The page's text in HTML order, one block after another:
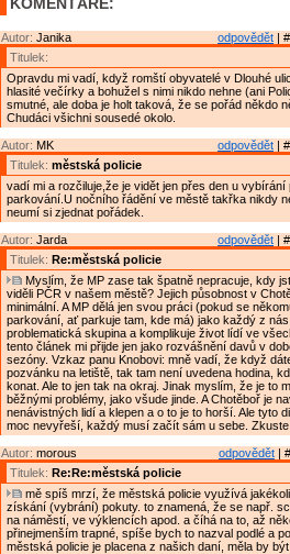
odpovědět |
Autor: Janika
Titulek:
Opravdu mi vadí, když romští obyvatelé v Dlouhé
hlasité večírky a bohužel s nimi nikdo nehne (ani
smutné, ale doba je holt taková, že se pořád někdo
Chudáci všichni sousedé okolo.
odpovědět |
Autor: MK
Titulek: městská policie
vadí mi a rozčiluje,že je vidět jen přes den u vybírání
parkování.U nočního řádění ve městě takřka nikdy
neumí si zjednat pořádek.
odpovědět |
Autor: Jarda
Titulek: Re:městská policie
Myslím, že MP zase tak špatně nepracuje, kdy
viděli PČR v našem městě? Jejich působnost v
minimální. A MP dělá jen svou práci (pokud se
parkování, ať parkuje tam, kde má) jako každý z
problematická skupina a komplikuje život lídí ve
tento článek mi přijde jen jako rozvášnění davů v
sezóny. Vzkaz panu Knobovi: mně vadí, že když
pozvánku na letiště, tak tam není uvedena hodina,
konat. Ale to jen tak na okraj. Jinak myslím, že je to
běžnými problémy, jako všude jinde. A Chotěboř je
nenávistných lidí a klepen a o to je to horší. Ale tyto
moc nevyřeší, každý musí začít sám u sebe.
odpovědět |
Autor: morous
Titulek: Re:Re:městská policie
mě spíš mrzí, že městská policie využívá
získání (vybrání) pokuty. to znamená, že se např.
na náměstí, ve výklencích apod. a číhá na to, až
přinejmenším trapné, spíše bych to nazval podlé a
městská policie je placena z našich daní, měla by